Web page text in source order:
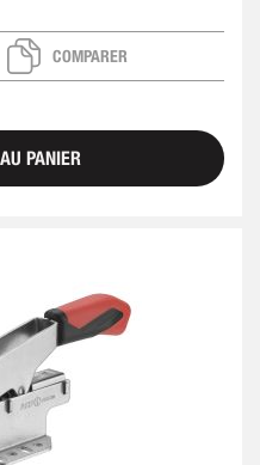
COMPARER
PANIER